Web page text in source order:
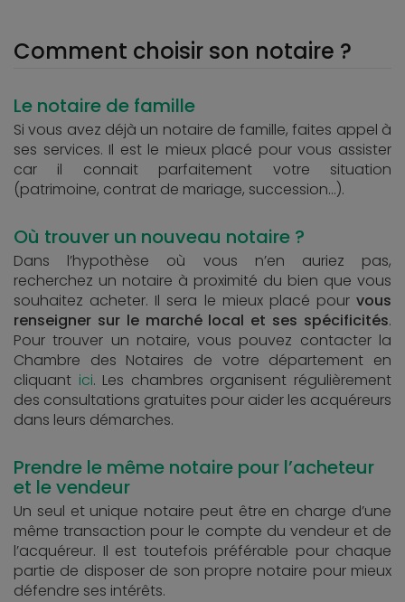
Comment choisir son notaire ?
Le notaire de famille
Si vous avez déjà un notaire de famille, faites appel à
ses services. Il est le mieux placé pour vous assister
car il connait parfaitement votre situation
(patrimoine, contrat de mariage, succession…).
Où trouver un nouveau notaire ?
Dans l’hypothèse où vous n’en auriez pas,
recherchez un notaire à proximité du bien que vous
souhaitez acheter. Il sera le mieux placé pour vous
renseigner sur le marché local et ses spécificités.
Pour trouver un notaire, vous pouvez contacter la
Chambre des Notaires de votre département en
cliquant ici. Les chambres organisent régulièrement
des consultations gratuites pour aider les acquéreurs
dans leurs démarches.
Prendre le même notaire pour l’acheteur
et le vendeur
Un seul et unique notaire peut être en charge d’une
même transaction pour le compte du vendeur et de
l’acquéreur. Il est toutefois préférable pour chaque
partie de disposer de son propre notaire pour mieux
défendre ses intérêts.